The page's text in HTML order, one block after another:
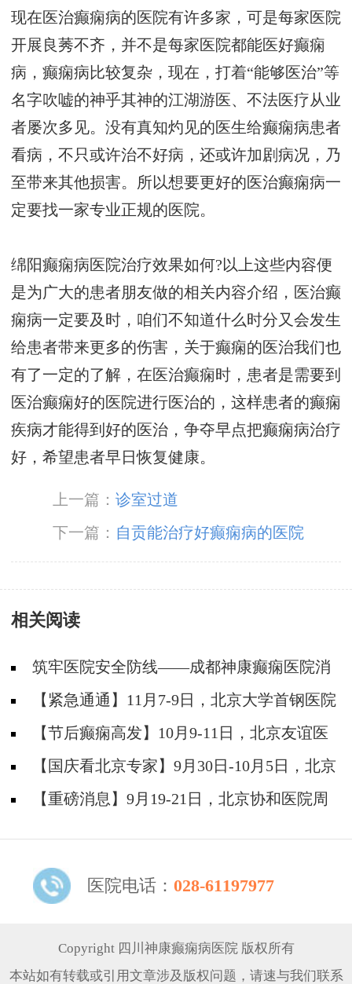
现在医治癫痫病的医院有许多家，可是每家医院
开展良莠不齐，并不是每家医院都能医好癫痫
病，癫痫病比较复杂，现在，打着“能够医治”等
名字吹嘘的神乎其神的江湖游医、不法医疗从业
者屡次多见。没有真知灼见的医生给癫痫病患者
看病，不只或许治不好病，还或许加剧病况，乃
至带来其他损害。所以想要更好的医治癫痫病一
定要找一家专业正规的医院。
绵阳癫痫病医院治疗效果如何?以上这些内容便
是为广大的患者朋友做的相关内容介绍，医治癫
痫病一定要及时，咱们不知道什么时分又会发生
给患者带来更多的伤害，关于癫痫的医治我们也
有了一定的了解，在医治癫痫时，患者是需要到
医治癫痫好的医院进行医治的，这样患者的癫痫
疾病才能得到好的医治，争夺早点把癫痫病治疗
好，希望患者早日恢复健康。
上一篇：诊室过道
下一篇： 自贡能治疗好癫痫病的医院
相关阅读
筑牢医院安全防线——成都神康癫痫医院消
防安全培训纪实
【紧急通通】11月7-9日，北京大学首钢医院
神经内科胡颖教授亲临成都会诊，破解癫痫疑难
【节后癫痫高发】10月9-11日，北京友谊医
院陈葵博士免费会诊+治疗援助，破解癫痫难
题！
【国庆看北京专家】9月30日-10月5日，北京
天坛&首钢医院两大专家蓉城亲诊+癫痫大额救
【重磅消息】9月19-21日，北京协和医院周
线！
医院电话： 028-61197977
Copyright 四川神康癫痫病医院 版权所有
本站如有转载或引用文章涉及版权问题，请速与我们联系